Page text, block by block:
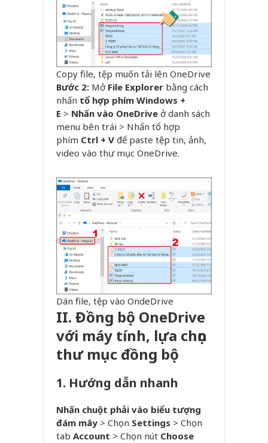
Copy file, tệp muốn tải lên OneDrive
Bước 2: MởFile Explorer bằng cách
nhấn tổ hợp phím Windows +
E > Nhấn vào OneDrive ở danh sách
menu bên trái > Nhấn tổ hợp
phím Ctrl + V để paste tệp tin, ảnh,
video vào thư mục OneDrive.
Dán file, tệp vào OndeDrive
II. Đồng bộ OneDrive
với máy tính, lựa chọn
thư mục đồng bộ
1. Hướng dẫn nhanh
Nhấn chuột phải vào biểu tượng
đám mây > Chọn Settings > Chọn
tab Account > Chọn nút Choose